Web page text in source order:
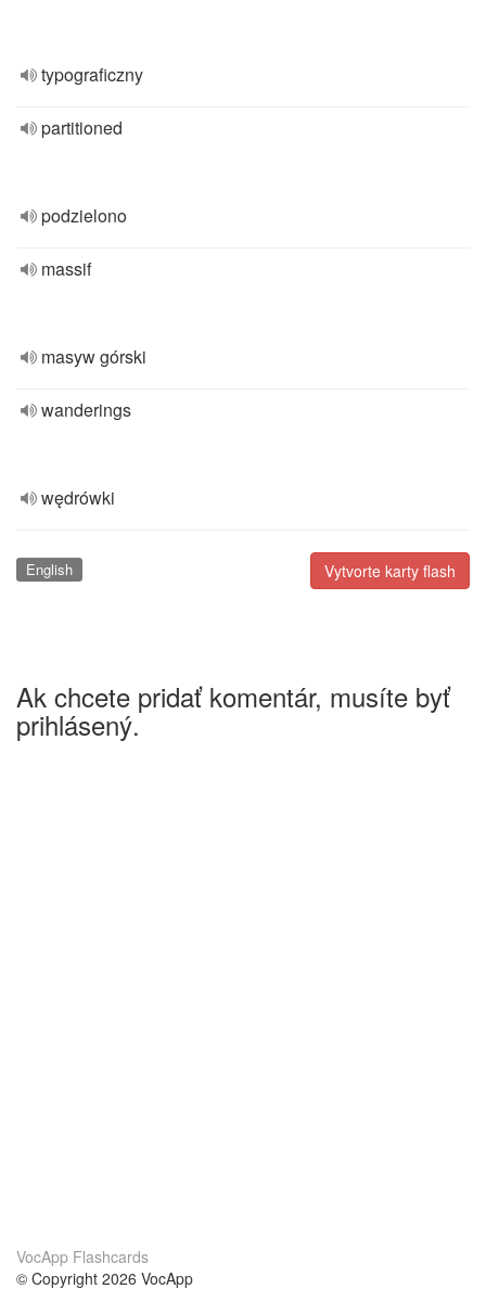
typograficzny
partitioned
podzielono
massif
masyw górski
wanderings
wędrówki
Vytvorte karty flash
English
Ak chcete pridať komentár, musíte byť
prihlásený.
VocApp Flashcards
© Copyright 2026 VocApp